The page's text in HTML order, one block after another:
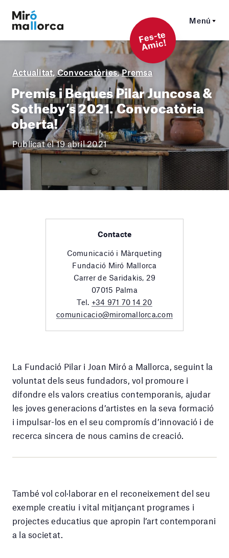
Menú
F
es-t
e
A
mi
c!
Actualitat, Convocatòries,Premsa
Premis i Beques Pilar Juncosa &
Sotheby’s 2021. Convocatòria
oberta!
Publicat el 19 abril 2021
Contacte
Comunicació i Màrqueting
Fundació Miró Mallorca
Carrer de Saridakis, 29
07015 Palma
Tel. +34 971 70 14 20
comunicacio@miromallorca.com
La Fundació Pilar i Joan Miró a Mallorca, seguint la
voluntat dels seus fundadors, vol promoure i
difondre els valors creatius contemporanis, ajudar
les joves generacions d’artistes en la seva formació
i impulsar-los en el seu compromís d’innovació i de
recerca sincera de nous camins de creació.
També vol col·laborar en el reconeixement del seu
exemple creatiu i vital mitjançant programes i
projectes educatius que apropin l’art contemporani
a la societat.